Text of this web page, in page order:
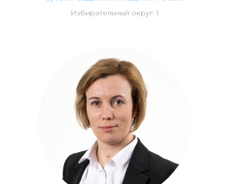
Избирательный округ: 1